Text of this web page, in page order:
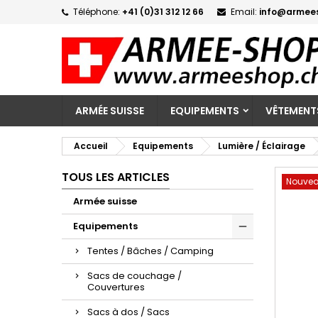
Téléphone: +41 (0)31 312 12 66 Email:
ARMÉE SUISSE EQUIPEMENTS
Accueil Equipements Lumière / Éclairage
TOUS LES ARTICLES
Armée suisse
Equipements
Tentes / Bâches / Camping
Sacs de couchage /
Couvertures
Sacs à dos / Sacs
add_circle_outline